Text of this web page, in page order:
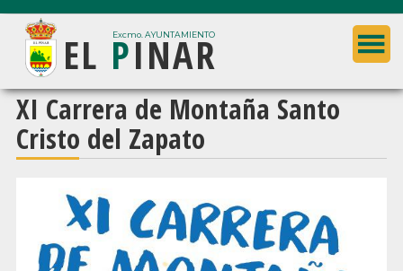
Saltar
contenido
principal
Saltar
barra
lateral
principal
Excmo. AYUNTAMIENTO
EL PINAR
Ayuntamiento
de
El
(Granada)
XI Carrera de Montaña Santo
Cristo del Zapato